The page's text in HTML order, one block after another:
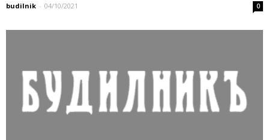
budilnik - 04/10/2021 0